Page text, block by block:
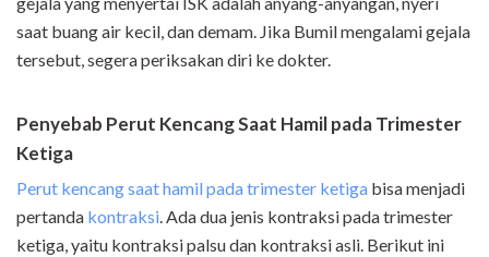
saat buang air kecil, dan demam. Jika Bumil mengalami gejala
tersebut, segera periksakan diri ke dokter.
Penyebab Perut Kencang Saat Hamil pada Trimester
Ketiga
Perut kencang saat hamil pada trimester ketiga bisa menjadi
pertanda kontraksi. Ada dua jenis kontraksi pada trimester
ketiga, yaitu kontraksi palsu dan kontraksi asli. Berikut ini